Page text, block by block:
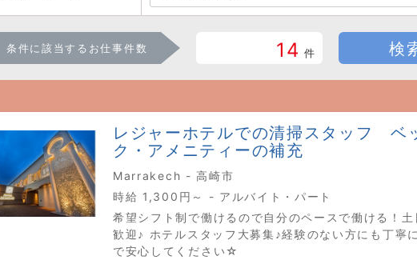
条件に該当するお仕事件数 14 件 検
レジャーホテルでの清掃スタッフ ベ
ク・アメニティーの補充
Marrakech - 高崎市
時給 1,300円～ - アルバイト・パート
希望シフト制で働けるので自分のペースで働ける！土
歓迎♪ ホテルスタッフ大募集♪経験のない方にも丁寧
で安心してください☆